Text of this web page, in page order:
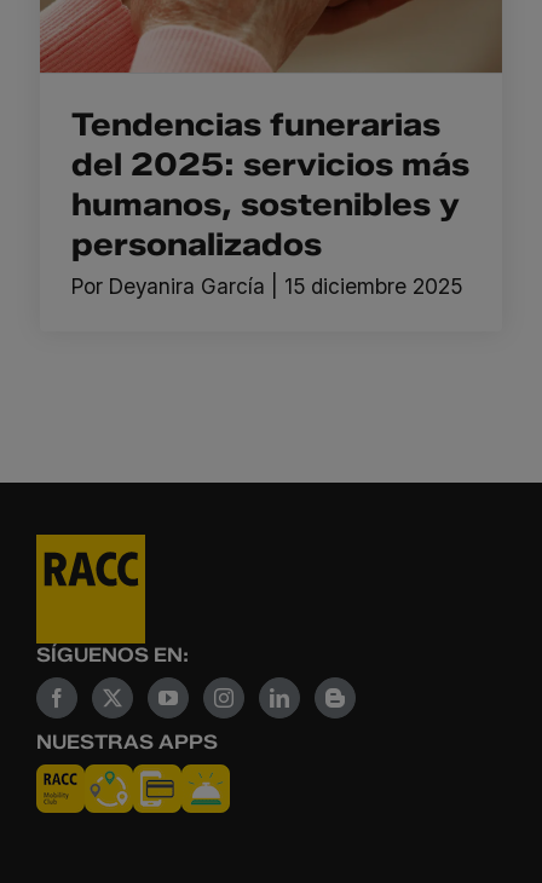
Tendencias funerarias
del 2025: servicios más
humanos, sostenibles y
personalizados
Por Deyanira García 15 diciembre 2025
SÍGUENOS EN:
NUESTRAS APPS